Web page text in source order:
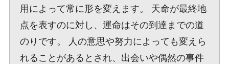
用によって常に形を変えます。 天命が最終地
点を表すのに対し、運命はその到達までの道
のりです。 人の意思や努力によっても変えら
れることがあるとされ、出会いや偶然の事件